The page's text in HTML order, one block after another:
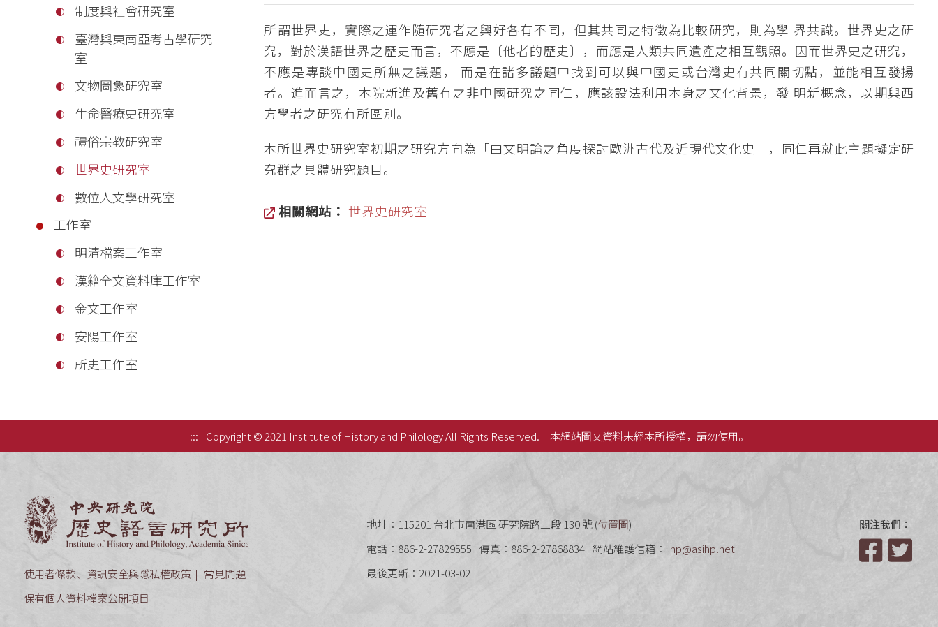
制度與社會研究室
臺灣與東南亞考古學研究
室
文物圖象研究室
生命醫療史研究室
禮俗宗教研究室
世界史研究室
數位人文學研究室
工作室
明清檔案工作室
漢籍全文資料庫工作室
金文工作室
安陽工作室
所史工作室
所謂世界史，實際之運作隨研究者之興好各有不同，但其共同之特徵為比較研究，則為學 界共識。世界史之研
究，對於漢語世界之歷史而言，不應是〔他者的歷史〕，而應是人類共同遺產之相互觀照。因而世界史之研究，
不應是專談中國史所無之議題， 而是在諸多議題中找到可以與中國史或台灣史有共同關切點，並能相互發揚
者。進而言之，本院新進及舊有之非中國研究之同仁，應該設法利用本身之文化背景，發 明新概念，以期與西
方學者之研究有所區別。
本所世界史研究室初期之研究方向為「由文明論之角度探討歐洲古代及近現代文化史」，同仁再就此主題擬定研
究群之具體研究題目。
相關網站： 世界史研究室
::: Copyright © 2021 Institute of History and Philology All Rights Reserved. 本網站圖文資料未經本所授權，請勿使用。
使用者條款、資訊安全與隱私權政策
常見問題
保有個人資料檔案公開項目
地址：115201 台北市南港區 研究院路二段 130 號 (位置圖)
電話：886-2-27829555 傳真：886-2-27868834 網站維護信箱： ihp@asihp.net
最後更新：2021-03-02
關注我們：
Facebook